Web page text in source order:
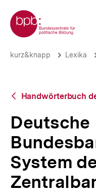
zum
Seiteninhalt
springen
Zur Startseite der bpb
Deutsche
Zentralbanken
kurz&knapp Lexika
Zurück
Übersicht
Handwörterbuch
Deutsche
System